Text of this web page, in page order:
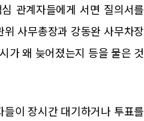
관계자들에게 서면 질의서를
사무총장과 강동완 사무차장
가 왜 늦어졌는지 등을 물은 것
이 장시간 대기하거나 투표를